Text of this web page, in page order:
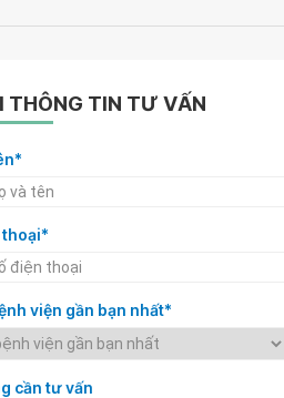
THÔNG TIN TƯ VẤN
thoại*
viện gần bạn nhất*
cần tư vấn